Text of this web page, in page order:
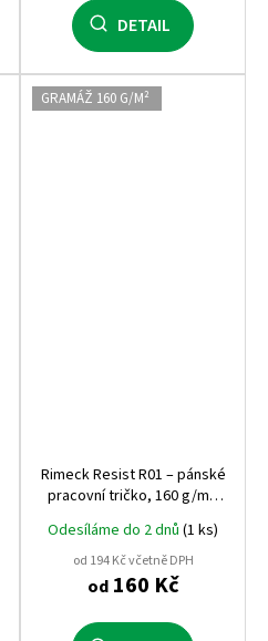
DETAIL
GRAMÁŽ 160 G/M²
Rimeck Resist R01 – pánské
pracovní tričko, 160 g/m²,
praní až na 95 °C
Odesíláme do 2 dnů (1 ks)
od 194 Kč včetně DPH
od160 Kč